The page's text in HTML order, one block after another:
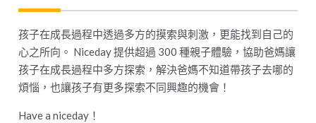
孩子在成長過程中透過多方的摸索與刺激，更能找到自己的
心之所向。 Niceday 提供超過 300 種親子體驗，協助爸媽讓
孩子在成長過程中多方探索，解決爸媽不知道帶孩子去哪的
煩惱，也讓孩子有更多探索不同興趣的機會！
Have a niceday！